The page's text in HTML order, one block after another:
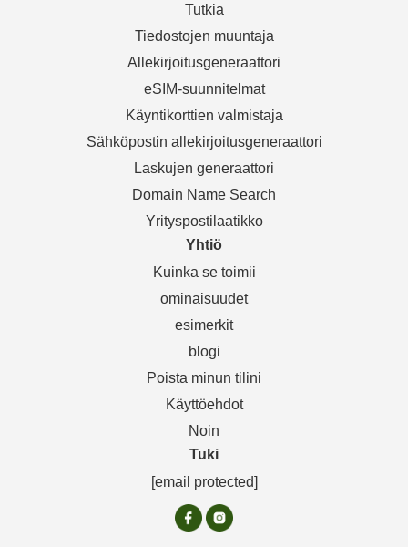
Tutkia
Tiedostojen muuntaja
Allekirjoitusgeneraattori
eSIM-suunnitelmat
Käyntikorttien valmistaja
Sähköpostin allekirjoitusgeneraattori
Laskujen generaattori
Domain Name Search
Yrityspostilaatikko
Yhtiö
Kuinka se toimii
ominaisuudet
esimerkit
blogi
Poista minun tilini
Käyttöehdot
Noin
Tuki
[email protected]